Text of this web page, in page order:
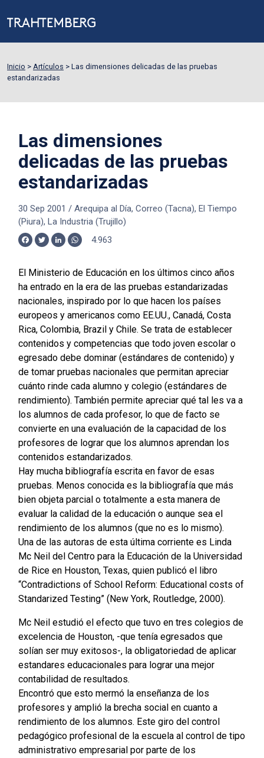
Inicio > Artículos > Las dimensiones delicadas de las pruebas
estandarizadas
Las dimensiones
delicadas de las pruebas
estandarizadas
30 Sep 2001 / Arequipa al Día, Correo (Tacna), El Tiempo
(Piura), La Industria (Trujillo)
Facebook
TwitterLinkedInWhatsApp
4.963
El Ministerio de Educación en los últimos cinco años
ha entrado en la era de las pruebas estandarizadas
nacionales, inspirado por lo que hacen los países
europeos y americanos como EE.UU., Canadá, Costa
Rica, Colombia, Brazil y Chile. Se trata de establecer
contenidos y competencias que todo joven escolar o
egresado debe dominar (estándares de contenido) y
de tomar pruebas nacionales que permitan apreciar
cuánto rinde cada alumno y colegio (estándares de
rendimiento). También permite apreciar qué tal les va a
los alumnos de cada profesor, lo que de facto se
convierte en una evaluación de la capacidad de los
profesores de lograr que los alumnos aprendan los
contenidos estandarizados.
Hay mucha bibliografía escrita en favor de esas
pruebas. Menos conocida es la bibliografía que más
bien objeta parcial o totalmente a esta manera de
evaluar la calidad de la educación o aunque sea el
rendimiento de los alumnos (que no es lo mismo).
Una de las autoras de esta última corriente es Linda
Mc Neil del Centro para la Educación de la Universidad
de Rice en Houston, Texas, quien publicó el libro
“Contradictions of School Reform: Educational costs of
Standarized Testing” (New York, Routledge, 2000).
Mc Neil estudió el efecto que tuvo en tres colegios de
excelencia de Houston, -que tenía egresados que
solían ser muy exitosos-, la obligatoriedad de aplicar
estandares educacionales para lograr una mejor
contabilidad de resultados.
Encontró que esto mermó la enseñanza de los
profesores y amplió la brecha social en cuanto a
rendimiento de los alumnos. Este giro del control
pedagógico profesional de la escuela al control de tipo
administrativo empresarial por parte de los